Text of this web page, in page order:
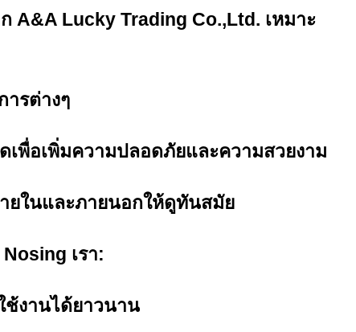
A&A Lucky Trading Co.,Ltd. เหมาะ
ารต่างๆ
พื่อเพิ่มความปลอดภัยและความสวยงาม
ยในและภายนอกให้ดูทันสมัย
เรา:
ช้งานได้ยาวนาน